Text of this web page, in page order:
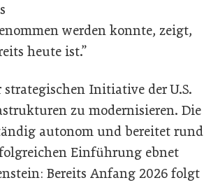
werden konnte, zeigt,
heute ist.”
Initiative der U.S.
zu modernisieren. Die
autonom und bereitet rund
Einführung ebnet
Bereits Anfang 2026 folgt